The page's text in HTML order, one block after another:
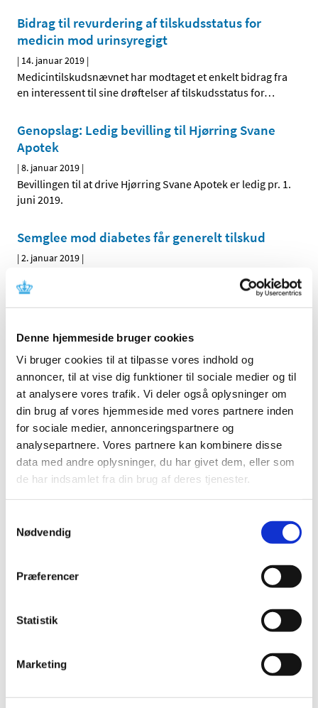
Denne hjemmeside bruger cookies
Vi bruger cookies til at tilpasse vores indhold og
annoncer, til at vise dig funktioner til sociale medier og til
at analysere vores trafik. Vi deler også oplysninger om
din brug af vores hjemmeside med vores partnere inden
for sociale medier, annonceringspartnere og
analysepartnere. Vores partnere kan kombinere disse
data med andre oplysninger, du har givet dem, eller som
de har indsamlet fra din brug af deres tjenester.
Nødvendig
Præferencer
Statistik
Marketing
Bidrag til revurdering af tilskudsstatus for
medicin mod urinsyregigt
| 14. januar 2019 |
Medicintilskudsnævnet har modtaget et enkelt bidrag fra
en interessent til sine drøftelser af tilskudsstatus for…
Genopslag: Ledig bevilling til Hjørring Svane
Apotek
|8. januar 2019 |
Bevillingen til at drive Hjørring Svane Apotek er ledig pr. 1.
juni 2019.
Semglee mod diabetes får generelt tilskud
|2. januar 2019 |
Lægemiddelstyrelsen har besluttet, at Semglee med
virkning fra 31. december 2018 skal have generelt tilskud.
Alle (2506)
TID
2026 (84)
2025 (158)
2024 (224)
2023 (195)
2022 (197)
2021 (516)
2020 (263)
december (11)
oktober (20)
august (10)
maj (5)